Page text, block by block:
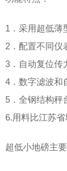
1．采用超低薄
2．配置不同仪
3．自动复位传
4．数字滤波和
5．全钢结构秤
6.用料比江苏省
超低小地磅主要